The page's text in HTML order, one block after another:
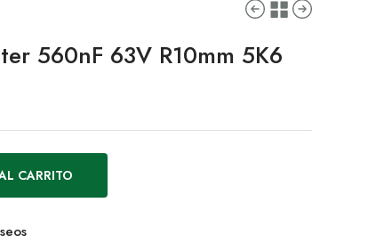
560nF 63V R10mm 5K6
CARRITO